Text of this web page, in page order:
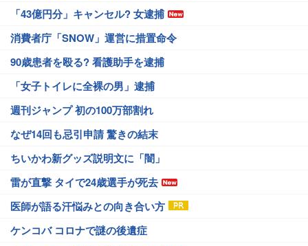
「43億円分」キャンセル? 女逮捕
消費者庁「SNOW」運営に措置命令
90歳患者を殴る? 看護助手を逮捕
「女子トイレに全裸の男」逮捕
週刊ジャンプ 初の100万部割れ
なぜ14回も忌引申請 驚きの結末
ちいかわ新グッズ説明文に「闇」
雷が直撃 タイで24歳選手が死去
医師が語る汗悩みとの向き合い方
ケンコバ コロナで謎の後遺症